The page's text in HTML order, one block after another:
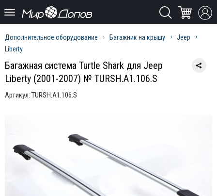
Дополнительное оборудование Багажник на крышу
Jeep
Liberty
Багажная система Turtle Shark для Jeep
Liberty (2001-2007) № TURSH.A1.106.S
Артикул: TURSH.A1.106.S